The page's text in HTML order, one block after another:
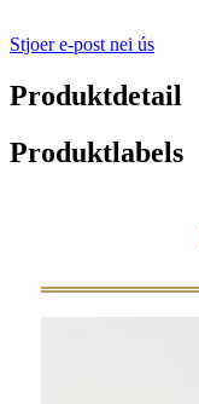
Stjoer e-post nei ús
Produktdetail
Produktlabels